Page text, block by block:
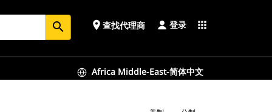
search place 查找代理商 登录 apps
Africa Middle-East-简体中文